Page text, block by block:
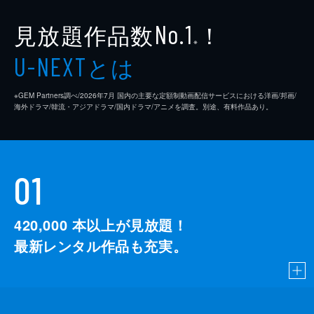
見放題作品数No.1 ※ ！
U-NEXTとは
※GEM Partners調べ/2026年7⽉ 国内の主要な定額制動画配信サービスにおける洋画/邦画/
海外ドラマ/韓流・アジアドラマ/国内ドラマ/アニメを調査。別途、有料作品あり。
01
420,000 本以上が見放題！
最新レンタル作品も充実。